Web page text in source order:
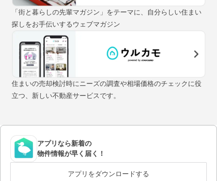
「街と暮らしの先輩マガジン」をテーマに、自分らしい住まい
探しをお手伝いするウェブマガジン
住まいの売却検討時にニーズの調査や相場価格のチェックに役
立つ、新しい不動産サービスです。
アプリなら新着の
物件情報が早く届く！
アプリをダウンロードする